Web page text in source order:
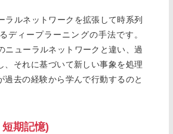
ラルネットワークを拡張して時系列
ディープラーニングの手法です。
ニューラルネットワークと違い、過
、それに基づいて新しい事象を処理
過去の経験から学んで行動するのと
期記憶)